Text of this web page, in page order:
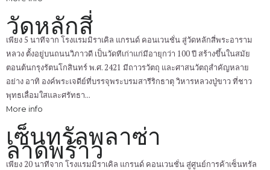
วัดหลักสี่
เพียง 5 นาทีจาก โรงแรมมิราเคิล แกรนด์ คอนเวนชั่น สู่วัดหลักสี่พระอาราม
หลวง ตั้งอยู่บนถนนวิภาวดี เป็นวัดทีเก่าแก่มีอายุกว่า 100 ปี สร้างขึ้นในสมัย
ตอนต้นกรุงรัตนโกสินทร์ พ.ศ. 2421 มีถาวรวัตถุ และศาสนวัตถุสำคัญหลาย
อย่าง อาทิ องค์พระเจดีย์ที่บรรจุพระบรมสารีริกธาตุ วิหารหลวงปู่ขาว ที่ชาว
พุทธเลื่อมใสและศรัทธา...
More info
เซ็นทรัลพลาซ่า
ลาดพร้าว
เพียง 20 นาทีจาก โรงแรมมิราเคิล แกรนด์ คอนเวนชั่น สู่ศูนย์การค้าเซ็นทรัล